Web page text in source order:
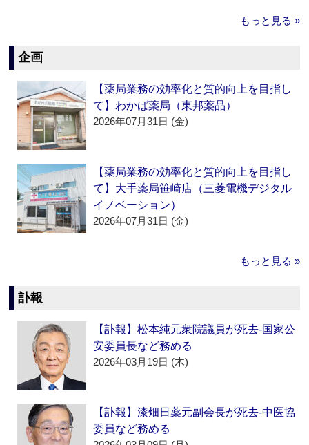
もっと見る »
企画
【薬局業務の効率化と質的向上を目指し
て】わかば薬局（東邦薬品）
2026年07月31日 (金)
【薬局業務の効率化と質的向上を目指し
て】大手薬局笹崎店（三菱電機デジタル
イノベーション）
2026年07月31日 (金)
もっと見る »
訃報
【訃報】松本純元衆院議員が死去‐国家公
安委員長など務める
2026年03月19日 (木)
【訃報】漆畑日薬元副会長が死去‐中医協
委員など務める